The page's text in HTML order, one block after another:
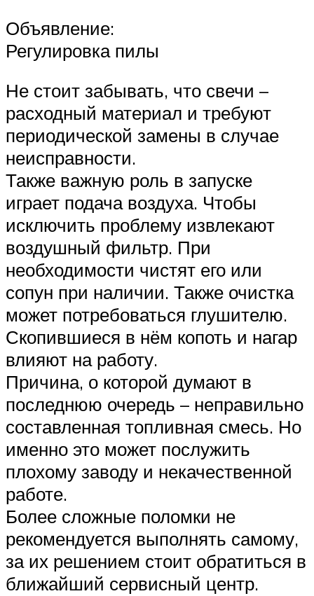
Объявление:
Регулировка пилы
Не стоит забывать, что свечи –
расходный материал и требуют
периодической замены в случае
неисправности.
Также важную роль в запуске
играет подача воздуха. Чтобы
исключить проблему извлекают
воздушный фильтр. При
необходимости чистят его или
сопун при наличии. Также очистка
может потребоваться глушителю.
Скопившиеся в нём копоть и нагар
влияют на работу.
Причина, о которой думают в
последнюю очередь – неправильно
составленная топливная смесь. Но
именно это может послужить
плохому заводу и некачественной
работе.
Более сложные поломки не
рекомендуется выполнять самому,
за их решением стоит обратиться в
ближайший сервисный центр.